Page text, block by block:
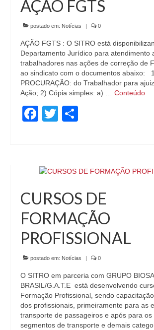
AÇÃO FGTS
postado em: Notícias 0
AÇÃO FGTS : O SITRO está
Departamento Jurídico para atendimento
trabalhadores nas ações de correção de
ao sindicato com o documentos abaixo:
PROCURAÇÃO: do Trabalhador para
Ação; 2) Cópia simples: a) … Conteúdo
Facebook
Twitter
CURSOS DE
FORMAÇÃO
PROFISSIONAL
postado em: Notícias | 0
O SITRO em parceria com GRUPO
BRASIL/G.A.T.E está desenvolvendo
Formação Profissional, sendo
dos profissionais, primeiramente para as
transporte de passageiros e após para os
segmentos de transporte e demais